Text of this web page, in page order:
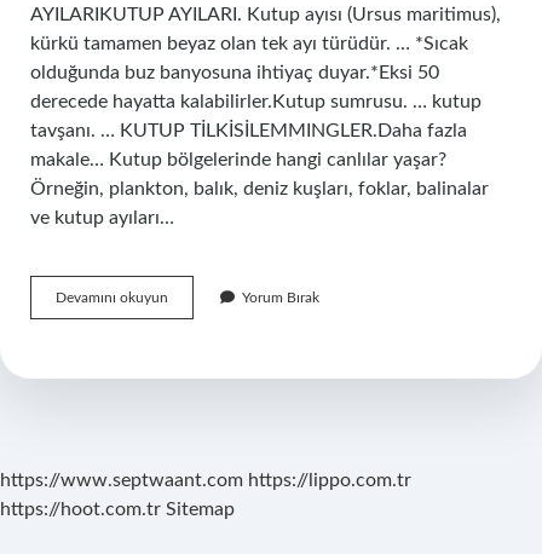
AYILARIKUTUP AYILARI. Kutup ayısı (Ursus maritimus),
kürkü tamamen beyaz olan tek ayı türüdür. … *Sıcak
olduğunda buz banyosuna ihtiyaç duyar.*Eksi 50
derecede hayatta kalabilirler.Kutup sumrusu. … kutup
tavşanı. … KUTUP TİLKİSİLEMMINGLER.Daha fazla
makale… Kutup bölgelerinde hangi canlılar yaşar?
Örneğin, plankton, balık, deniz kuşları, foklar, balinalar
ve kutup ayıları…
Devamını okuyun
Hangi
Yorum Bırak
https://www.septwaant.com https://lippo.com.tr
https://hoot.com.tr Sitemap